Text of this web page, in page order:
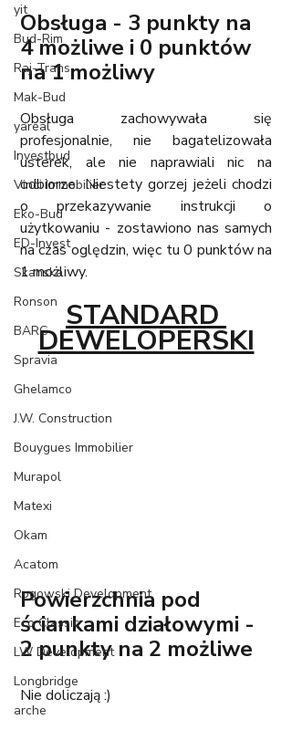
yit
Bud-Rim
Raj-Trans
Mak-Bud
yareal
Investbud
Vinci Immobilier
Eko-Bud
ED-Invest
Skanska
Ronson
BARC
Spravia
Ghelamco
J.W. Construction
Bouygues Immobilier
Murapol
Matexi
Okam
Acatom
Rogowski Development
Eco Classic
LW Development
Longbridge
arche
Obsługa - 3 punkty na
4 możliwe i 0 punktów
na 1 możliwy
Obsługa zachowywała się
profesjonalnie, nie bagatelizowała
usterek, ale nie naprawiali nic na
odbiorze. Niestety gorzej jeżeli chodzi
o przekazywanie instrukcji o
użytkowaniu - zostawiono nas samych
na czas oględzin, więc tu 0 punktów na
1 możliwy.
STANDARD
DEWELOPERSKI
Powierzchnia pod
ściankami działowymi -
2 punkty na 2 możliwe
Nie doliczają :)